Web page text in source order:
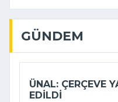
GÜNDEM
ÜNAL: ÇERÇEVE
EDILDI